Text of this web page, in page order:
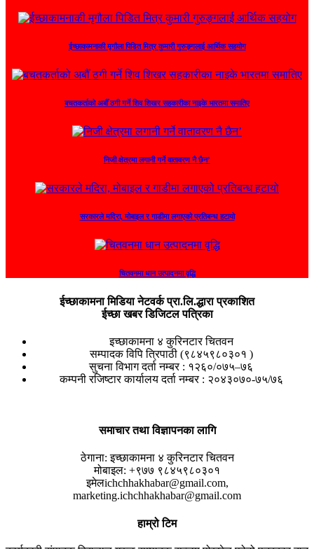
ईच्छाकामनाकी मृगौला पिडित मित्र कुमारी गुरुङ्गलाई आर्थिक सहयोग
बचतकर्ताको अर्बौँ ठगी गर्ने शिव शिखर सहकारीका नाइके भारतमा समातिए
निजी क्षेत्रमा लगानी गर्ने वातावरण नै छैन’
सरकारले मदिरा, मोबाइल र गाडीमा लगाएको प्रतिबन्ध हटायो
चितवनमा धान उत्पादनमा वृद्धि
ईच्छाकामना मिडिया नेटवर्क प्रा.लि.द्धारा प्रकाशित
ईच्छा खबर डिजिटल पत्रिका
इच्छाकामना ४ कुरिनटार चितवन
सम्पादक विपि त्रिपाठी (९८४५९८०३०१ )
सुचना विभाग दर्ता नम्बर : १२६०/०७५–७६
कम्पनी रजिष्टार कार्यालय दर्ता नम्बर : २०४३०७०-७५/७६
समाचार तथा विज्ञापनका लागि
ठेगाना: इच्छाकामना ४ कुरिनटार चितवन
मोबाइल: +९७७ ९८४५९८०३०१
इमेलichchhakhabar@gmail.com,
marketing.ichchhakhabar@gmail.com
हाम्रो टिम